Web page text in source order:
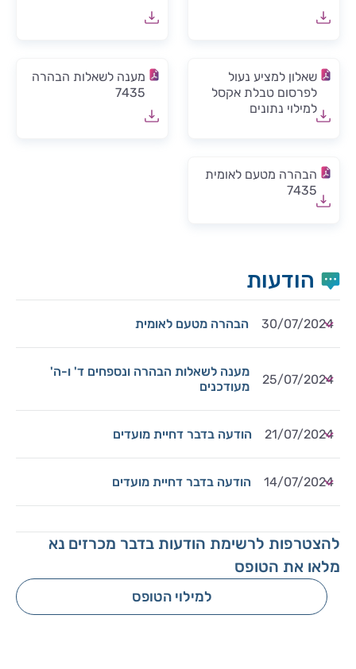
שאלון למציע נעול
לפרסום טבלת אקסל
למילוי נתונים
מענה לשאלות הבהרה
7435
הבהרה מטעם לאומית
7435
הודעות
30/07/2024 הבהרה מטעם לאומית
25/07/2024
מענה לשאלות הבהרה ונספחים ד' ו-ה'
מעודכנים
21/07/2024 הודעה בדבר דחיית מועדים
14/07/2024 הודעה בדבר דחיית מועדים
להצטרפות לרשימת הודעות בדבר מכרזים נא
מלאו את הטופס
למילוי הטופס